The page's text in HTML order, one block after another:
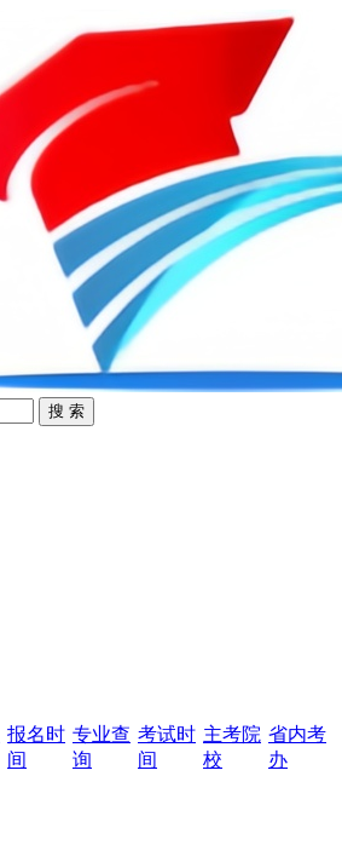
报名时
间
专业查
询
考试时
间
主考院
校
省内考
办